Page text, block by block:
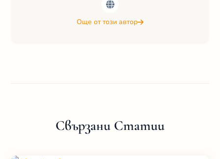
Още от този автор
Свързани Статии